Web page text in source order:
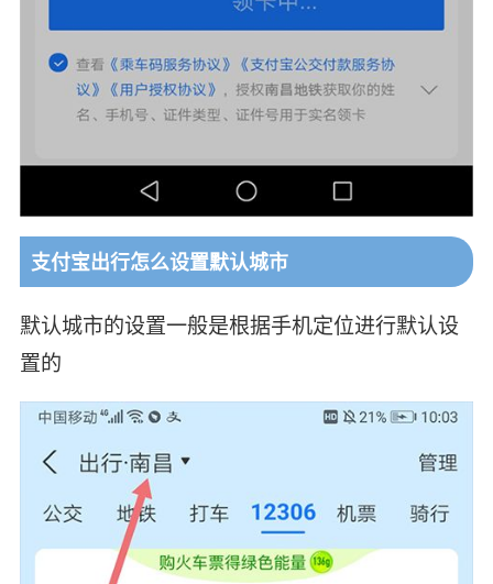
支付宝出行怎么设置默认城市
默认城市的设置一般是根据手机定位进行默认设
置的